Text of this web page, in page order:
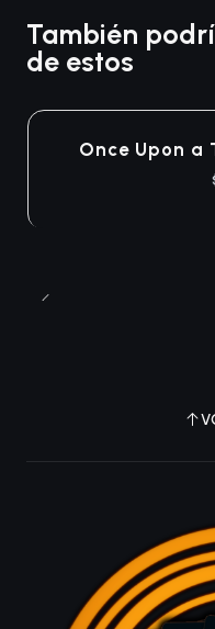
También
de estos
Agotado
Once Upon a